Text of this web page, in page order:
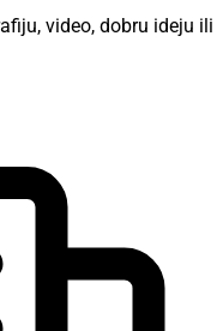
video, dobru ideju ili